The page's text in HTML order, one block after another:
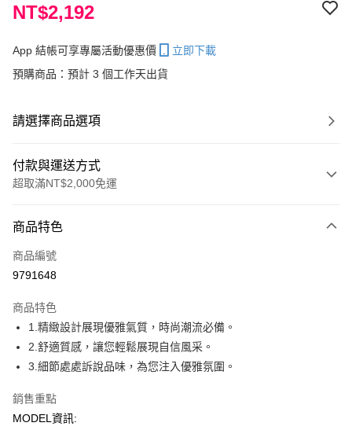
NT$2,192
App 結帳可享專屬活動優惠價
立即下載
預購商品：預計 3 個工作天出貨
請選擇商品選項
付款與運送方式
超取滿NT$2,000免運
信用卡一次付款
超商取貨付款
Apple Pay
悠遊付
全盈+PAY
商品特色
商品編號
9791648
商品特色
1.精緻設計展現優雅氣質，時尚潮流必備。
2.舒適質感，讓您輕鬆展現自信風采。
3.細節處處訴說品味，為您注入優雅氛圍。
銷售重點
MODEL資訊: